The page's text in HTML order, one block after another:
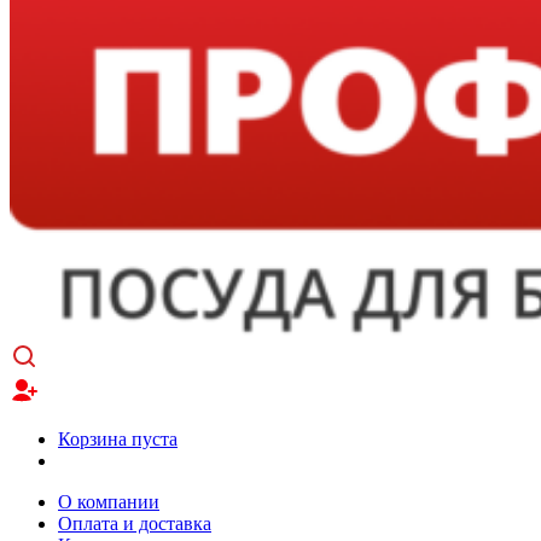
Корзина пуста
О компании
Оплата и доставка